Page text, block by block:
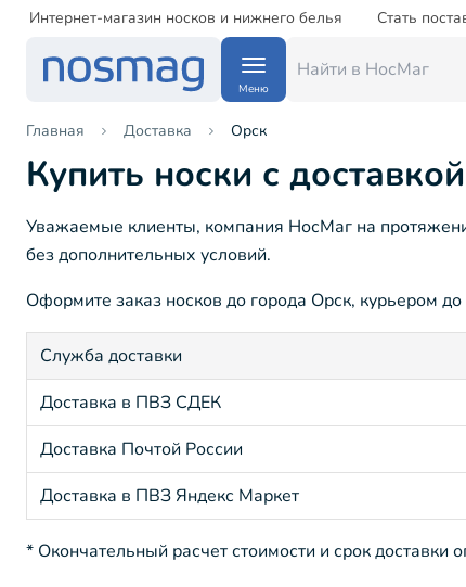
Интернет-магазин носков и нижнего белья Стать
Меню
Главная Доставка Орск
Купить носки с
Уважаемые клиенты, компания НосМаг на
без дополнительных условий.
Оформите заказ носков до города Орск, курьером
Служба доставки
Доставка в ПВЗ СДЕК
Доставка Почтой России
Доставка в ПВЗ Яндекс Маркет
* Окончательный расчет стоимости и срок доставки